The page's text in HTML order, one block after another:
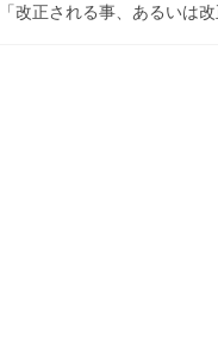
改正される事、あるいは